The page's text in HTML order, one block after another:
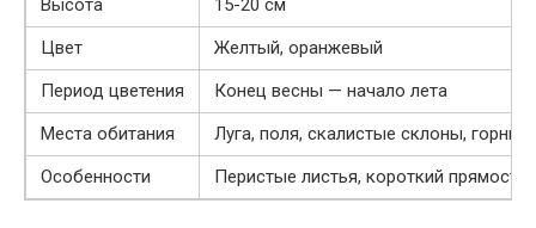
Высота
15-20 см
Цвет
Желтый, оранжевый
Период цветения
Конец весны — начало лета
Места обитания
Луга, поля, скалистые склоны,
Особенности
Перистые листья, короткий